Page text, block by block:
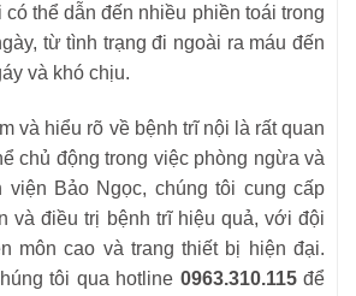
có thể dẫn đến nhiều phiền toái trong
từ tình trạng đi ngoài ra máu đến
và khó chịu.
và hiểu rõ về bệnh trĩ nội là rất quan
chủ động trong việc phòng ngừa và
viện Bảo Ngọc, chúng tôi cung cấp
và điều trị bệnh trĩ hiệu quả, với đội
môn cao và trang thiết bị hiện đại.
tôi qua hotline 0963.310.115để